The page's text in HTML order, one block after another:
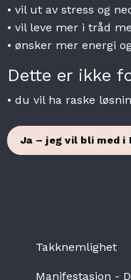
• vil ut av stress og
• vil leve mer i tråd
• ønsker mer energi
Dette er ikke
• du vil ha raske
Ja – jeg vil bli med i
Takknemlighet
Manifestasjon -